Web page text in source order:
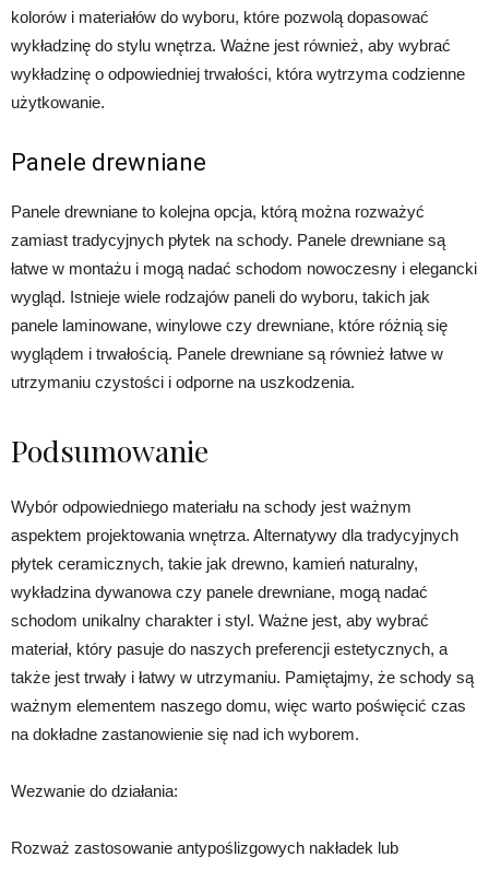
kolorów i materiałów do wyboru, które pozwolą dopasować
wykładzinę do stylu wnętrza. Ważne jest również, aby wybrać
wykładzinę o odpowiedniej trwałości, która wytrzyma codzienne
użytkowanie.
Panele drewniane
Panele drewniane to kolejna opcja, którą można rozważyć
zamiast tradycyjnych płytek na schody. Panele drewniane są
łatwe w montażu i mogą nadać schodom nowoczesny i elegancki
wygląd. Istnieje wiele rodzajów paneli do wyboru, takich jak
panele laminowane, winylowe czy drewniane, które różnią się
wyglądem i trwałością. Panele drewniane są również łatwe w
utrzymaniu czystości i odporne na uszkodzenia.
Podsumowanie
Wybór odpowiedniego materiału na schody jest ważnym
aspektem projektowania wnętrza. Alternatywy dla tradycyjnych
płytek ceramicznych, takie jak drewno, kamień naturalny,
wykładzina dywanowa czy panele drewniane, mogą nadać
schodom unikalny charakter i styl. Ważne jest, aby wybrać
materiał, który pasuje do naszych preferencji estetycznych, a
także jest trwały i łatwy w utrzymaniu. Pamiętajmy, że schody są
ważnym elementem naszego domu, więc warto poświęcić czas
na dokładne zastanowienie się nad ich wyborem.
Wezwanie do działania:
Rozważ zastosowanie antypoślizgowych nakładek lub